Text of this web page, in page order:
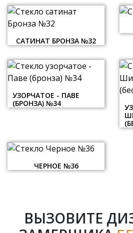
САТИНАТ БРОНЗА №32
УЗОРЧАТОЕ - ПАВЕ
(БРОНЗА) №34
ЧЕРНОЕ №36
ВЫЗОВИТЕ